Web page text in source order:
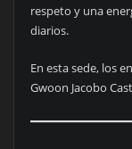
respeto y una
diarios.
En esta sede, los
Gwoon Jacobo